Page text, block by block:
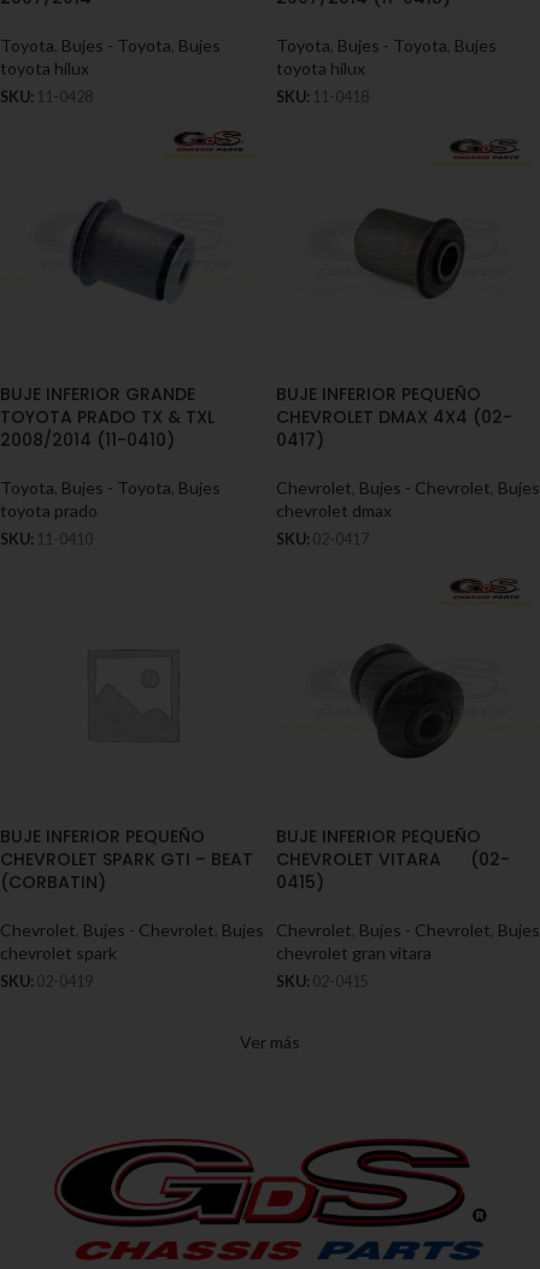
Toyota Bujes - Toyota Bujes
toyota hilux
SKU: 11-0428
Toyota Bujes - Toyota Bujes
toyota hilux
SKU: 11-0418
BUJE INFERIOR GRANDE
TOYOTA PRADO TX & TXL
2008/2014 (11-0410)
Toyota Bujes - Toyota Bujes
toyota prado
SKU: 11-0410
BUJE INFERIOR PEQUEÑO
CHEVROLET DMAX 4X4 (02-
0417)
Chevrolet Bujes - Chevrolet Bujes
chevrolet dmax
SKU: 02-0417
BUJE INFERIOR PEQUEÑO
CHEVROLET SPARK GTI – BEAT
(CORBATIN)
Chevrolet, Bujes - Chevrolet, Bujes
chevrolet spark
SKU: 02-0419
BUJE INFERIOR PEQUEÑO
CHEVROLET VITARA (02-
0415)
Chevrolet, Bujes - Chevrolet, Bujes
chevrolet gran vitara
SKU: 02-0415
Ver más